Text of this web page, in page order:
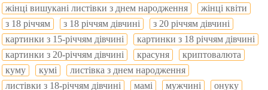
жінці вишукані листівки з днем народження
жінці квіти
з 18 річчям
з 18 річчям дівчині
з 20 річчям дівчині
картинки з 15-річчям дівчині
картинки з 18 річчям дівчині
картинки з 20-річчям дівчині
красуня
криптовалюта
куму
кумі
листівка з днем народження
листівки з 18-річчям дівчині
мамі мужчині
онуку